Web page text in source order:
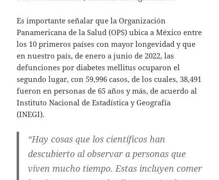
Es importante señalar que la Organización
Panamericana de la Salud (OPS) ubica a México entre
los 10 primeros países con mayor longevidad y que
en nuestro país, de enero a junio de 2022, las
defunciones por diabetes mellitus ocuparon el
segundo lugar, con 59,996 casos, de los cuales, 38,491
fueron en personas de 65 años y más, de acuerdo al
Instituto Nacional de Estadística y Geografía
(INEGI).
“Hay cosas que los científicos han
descubierto al observar a personas que
viven mucho tiempo. Estas incluyen comer